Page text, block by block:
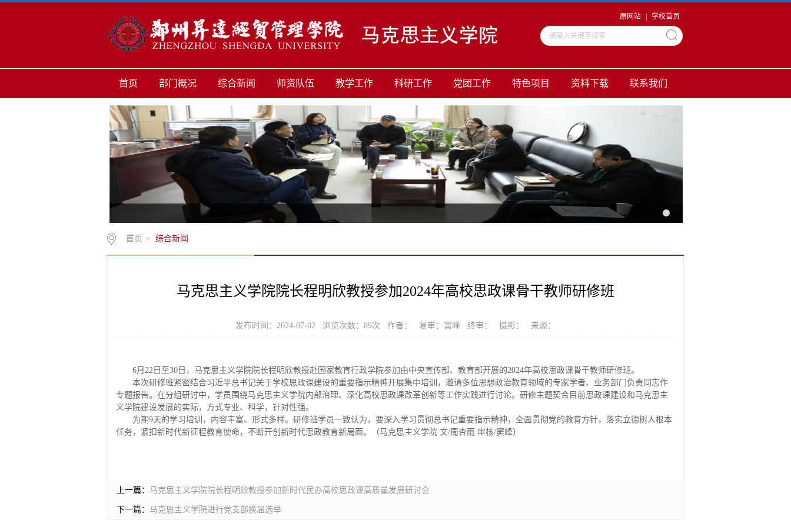
原网站 学校首页
首页 部门概况 综合新闻 师资队伍 教学工作 科研工作 党团工作 特色项目 资料下载 联系我们
首页 > 综合新闻
马克思主义学院院长程明欣教授参加2024年高校思政课骨干教师研修班
发布时间：2024-07-02 浏览次数： 89次 作者： 复审：窦峰 终审： 摄影： 来源：
6月22日至30日，马克思主义学院院长程明欣教授赴国家教育行政学院参加由中央宣传部、教育部开展的2024年高校思政课骨干教师研修班。
本次研修班紧密结合习近平总书记关于学校思政课建设的重要指示精神开展集中培训，邀请多位思想政治教育领域的专家学者、业务部门负责同志作
专题报告。在分组研讨中，学员围绕马克思主义学院内部治理、深化高校思政课改革创新等工作实践进行讨论。研修主题契合目前思政课建设和马克思主
义学院建设发展的实际，方式专业、科学，针对性强。
为期9天的学习培训，内容丰富、形式多样。研修班学员一致认为，要深入学习贯彻总书记重要指示精神，全面贯彻党的教育方针，落实立德树人根本
任务，紧扣新时代新征程教育使命，不断开创新时代思政教育新局面。（马克思主义学院 文/周杏雨 审核/窦峰）
上一篇： 马克思主义学院院长程明欣教授参加新时代民办高校思政课高质量发展研讨会
下一篇： 马克思主义学院进行党支部换届选举